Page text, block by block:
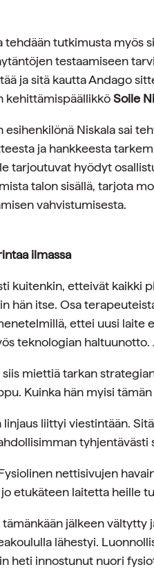
tehdään tutkimusta myös
testaamiseen
ja sitä kautta Andago
kehittämispäällikköSoile
esihenkilönä Niskala sai
ja hankkeesta
tarjoutuvat hyödyt
talon sisällä, tarjota
vahvistumisesta.
ilmassa
kuitenkin, etteivät kaikki
hän itse. Osa
ettei uusi laite
teknologian haltuunotto.
siis miettiä tarkan
Kuinka hän myisi
linjaus liittyi viestintään.
tyhjentävästi
nettisivujen
etukäteen laitetta heille
tämänkään jälkeen
lähestyi.
heti innostunut nuori